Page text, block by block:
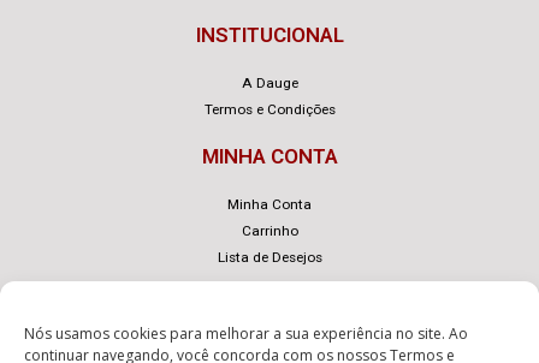
Nós usamos cookies para melhorar a sua experiência no site. Ao
continuar navegando, você concorda com os nossosTermos e
INSTITUCIONAL
A Dauge
Termos e Condições
MINHA CONTA
Minha Conta
Carrinho
Lista de Desejos